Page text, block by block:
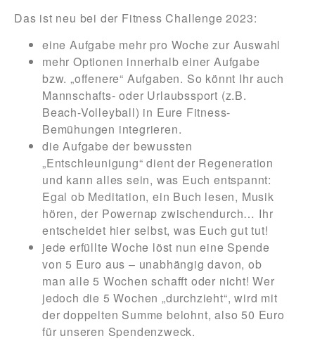
Das ist neu bei der Fitness Challenge 2023:
eine Aufgabe mehr pro Woche zur Auswahl
mehr Optionen innerhalb einer Aufgabe
bzw. „offenere“ Aufgaben. So könnt Ihr auch
Mannschafts- oder Urlaubssport (z.B.
Beach-Volleyball) in Eure Fitness-
Bemühungen integrieren.
die Aufgabe der bewussten
„Entschleunigung“ dient der Regeneration
und kann alles sein, was Euch entspannt:
Egal ob Meditation, ein Buch lesen, Musik
hören, der Powernap zwischendurch… Ihr
entscheidet hier selbst, was Euch gut tut!
jede erfüllte Woche löst nun eine Spende
von 5 Euro aus – unabhängig davon, ob
man alle 5 Wochen schafft oder nicht! Wer
jedoch die 5 Wochen „durchzieht“, wird mit
der doppelten Summe belohnt, also 50 Euro
für unseren Spendenzweck.